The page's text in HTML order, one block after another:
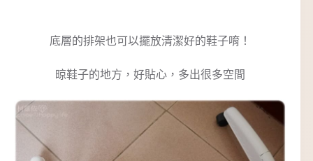
底層的排架也可以擺放清潔好的鞋子唷！
晾鞋子的地方，好貼心，多出很多空間